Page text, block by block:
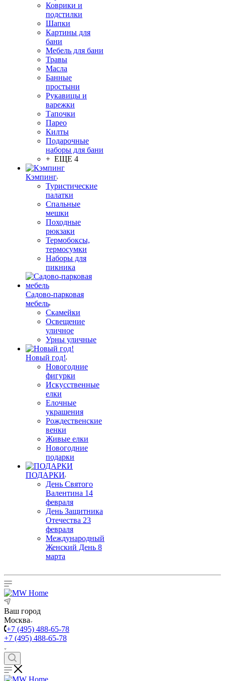
Коврики и
подстилки
Шапки
Картины для
бани
Мебель для бани
Травы
Масла
Банные
простыни
Рукавицы и
варежки
Тапочки
Парео
Килты
Подарочные
наборы для бани
+ ЕЩЕ 4
Кэмпинг
Туристические
палатки
Спальные
мешки
Походные
рюкзаки
Термобоксы,
термосумки
Наборы для
пикника
Садово-парковая
мебель
Скамейки
Освещение
уличное
Урны уличные
Новый год!
Новогодние
фигурки
Искусственные
елки
Елочные
украшения
Рождественские
венки
Живые елки
Новогодние
подарки
ПОДАРКИ
День Святого
Валентина 14
февраля
День Защитника
Отечества 23
февраля
Международный
Женский День 8
марта
Ваш город
Москва
+7 (495) 488-65-78
+7 (495) 488-65-78